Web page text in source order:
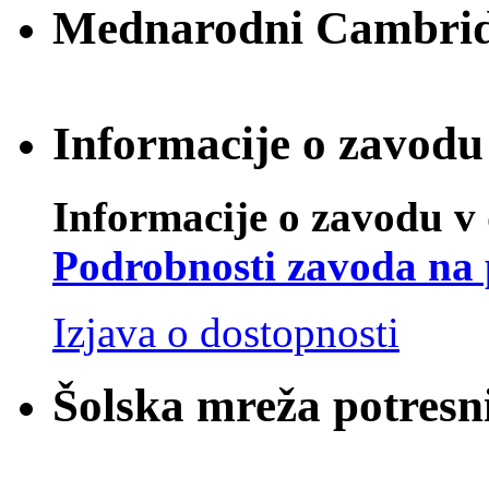
Mednarodni
Informacije o
Informacije o zavodu
Podrobnosti zavoda
Izjava o dostopnosti
Šolska mreža